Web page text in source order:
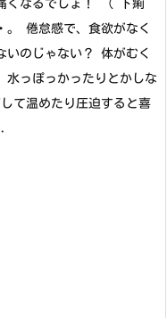
くなるでしょ！ （ 下痢
倦怠感で、食欲がなく
いのじゃない？ 体がむく
水っぽっかったりとかしな
温めたり圧迫すると喜